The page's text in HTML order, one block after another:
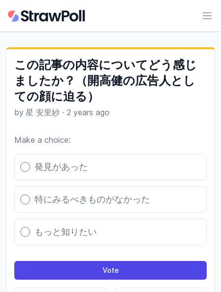
この記事の内容についてどう感じ
ましたか？（開高健の広告人とし
ての顔に迫る）
by 星 安里紗 · 2 years ago
Make a choice:
Poll options
発見があった
特にみるべきものがなかった
もっと知りたい
Vote